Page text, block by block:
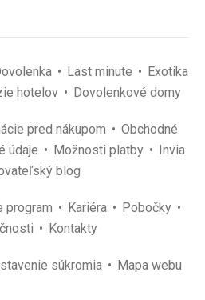
Last minute
Exotika
hotelov Dovolenkové domy
pred nákupom
Obchodné
údaje Možnosti platby
Invia
blog
program Kariéra
Pobočky
Kontakty
súkromia Mapa webu